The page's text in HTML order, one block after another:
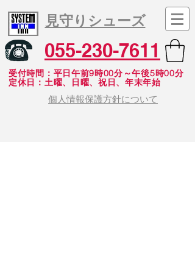
見守りシューズ
055-230-7611
受付時間：平日午前9時00分～午後5時00分
​定休日：土曜、日曜、祝日、年末年始
個人情報保護方針について